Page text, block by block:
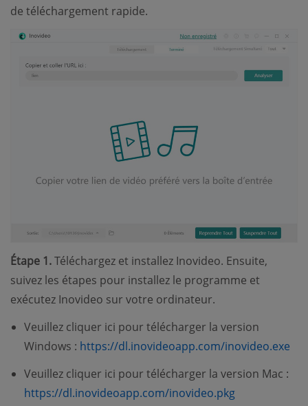
de téléchargement rapide.
Étape 1.Téléchargez et installez Inovideo. Ensuite,
suivez les étapes pour installez le programme et
exécutez Inovideo sur votre ordinateur.
Veuillez cliquer ici pour télécharger la version
Windows : https://dl.inovideoapp.com/inovideo.exe
Veuillez cliquer ici pour télécharger la version Mac :
https://dl.inovideoapp.com/inovideo.pkg